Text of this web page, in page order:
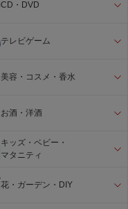
CD・DVD
テレビゲーム
美容・コスメ・香水
お酒・洋酒
キッズ・ベビー・
マタニティ
花・ガーデン・DIY